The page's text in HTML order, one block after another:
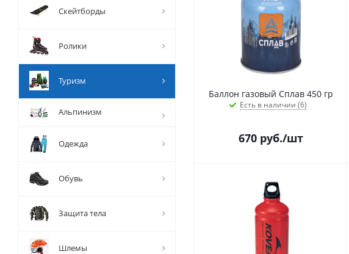
Баллон газовый Сплав 450 гр
Есть в наличии (6)
670руб./шт
Скейтборды
Ролики
Туризм
Альпинизм
Одежда
Обувь
Защита тела
Шлемы